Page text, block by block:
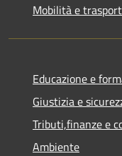
Mobilità e
Educazione e
Giustizia e
Tributi,finanze e
Ambiente